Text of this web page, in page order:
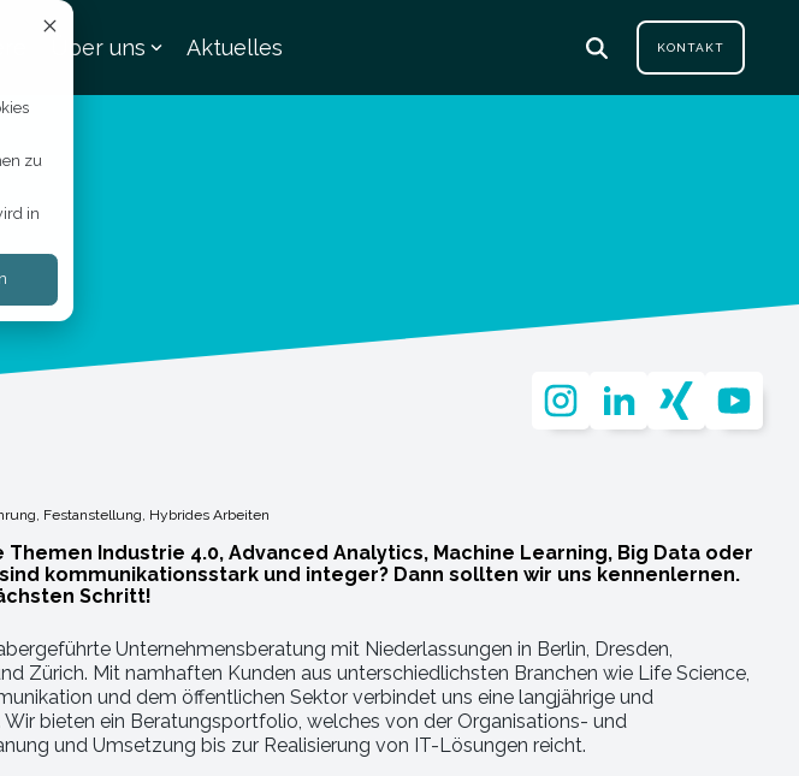
zu
in
Über uns Aktuelles KONTAKT
Festanstellung, Hybrides Arbeiten
Industrie 4.0, Advanced Analytics, Machine Learning, Big Data oder
kommunikationsstark und integer? Dann sollten wir uns kennenlernen.
Schritt!
Unternehmensberatung mit Niederlassungen in Berlin, Dresden,
Zürich. Mit namhaften Kunden aus unterschiedlichsten Branchen wie Life Science,
und dem öffentlichen Sektor verbindet uns eine langjährige und
bieten ein Beratungsportfolio, welches von der Organisations- und
und Umsetzung bis zur Realisierung von IT-Lösungen reicht.